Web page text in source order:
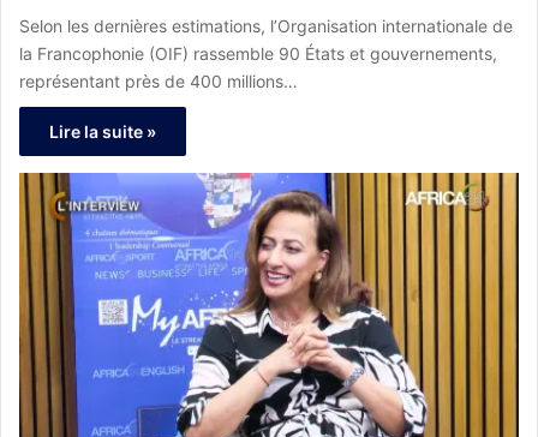
la demande de nos États membres et en étroite
collaboration avec eux pour accompagner et
impulser les changements nécessaires. Nous
avons également la capacité de nous adapter
aux nouveaux enjeux auxquels nos sociétés sont
confrontées, notamment ceux liés à la jeunesse
»
Selon les dernières estimations, l’Organisation internationale de
la Francophonie (OIF) rassemble 90 États et gouvernements,
représentant près de 400 millions…
Lire la suite »